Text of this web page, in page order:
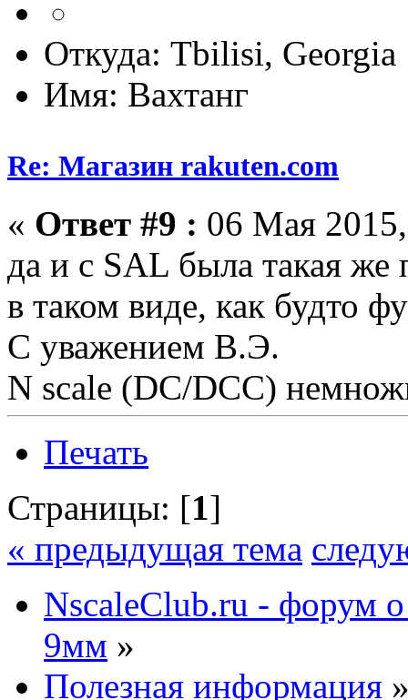
Откуда: Tbilisi, Georgia
Имя: Вахтанг
Re: Магазин rakuten.com
« Ответ #9 : 06 Мая
да и с SAL была такая
в таком виде, как будто
С уважением В.Э.
N scale (DC/DCC)
Печать
Страницы: [1]
« предыдущая тема
NscaleClub.ru - форум
9мм »
Полезная информация